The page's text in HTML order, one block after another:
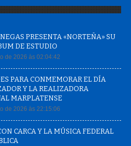
PRESENTA «NORTEÑA» SU
DE ESTUDIO
de 2026 às 02:04:42
PARA CONMEMORAR EL DÍA
Y LA REALIZADORA
MARPLATENSE
de 2026 às 22:15:06
CARCA Y LA MÚSICA FEDERAL